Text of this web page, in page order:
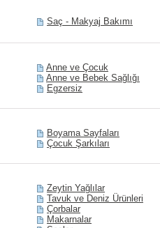
Saç - Makyaj Bakımı
Anne ve Çocuk
Anne ve Bebek Sağlığı
Egzersiz
Boyama Sayfaları
Çocuk Şarkıları
Zeytin Yağlılar
Tavuk ve Deniz Ürünleri
Çorbalar
Makarnalar